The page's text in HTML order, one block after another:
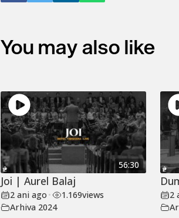
You may also like
56:30
Joi | Aurel Balaj
2 ani ago • 1.169views
Arhiva 2024
2